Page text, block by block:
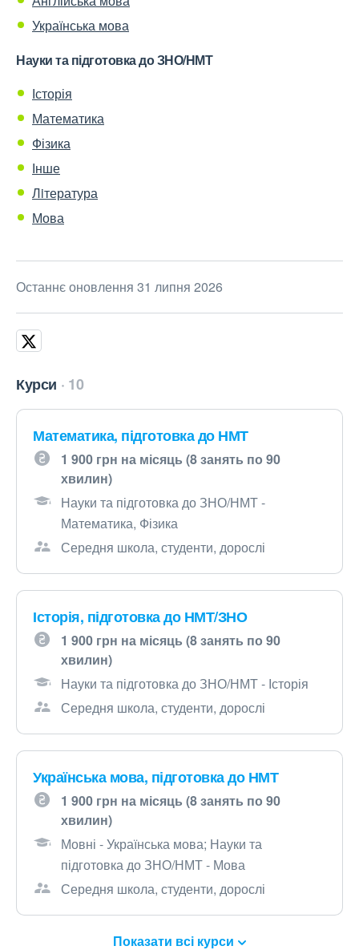
Українська мова
Науки та підготовка до ЗНО/НМТ
Історія
Математика
Фізика
Інше
Лiтература
Мова
Останнє оновлення 31 липня 2026
Курси 10
Математика, підготовка до НМТ
1 900 грн на місяць (8 занять по 90
хвилин)
Науки та підготовка до ЗНО/НМТ -
Математика, Фізика
Середня школа, студенти, дорослі
Історія, підготовка до НМТ/ЗНО
1 900 грн на місяць (8 занять по 90
хвилин)
Науки та підготовка до ЗНО/НМТ - Історія
Середня школа, студенти, дорослі
Українська мова, підготовка до НМТ
1 900 грн на місяць (8 занять по 90
хвилин)
Мовні - Українська мова; Науки та
підготовка до ЗНО/НМТ - Мова
Середня школа, студенти, дорослі
Показати всі курси